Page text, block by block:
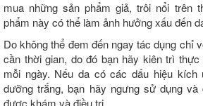
mua những sản phẩm giả, trôi nổi trên
phẩm này có thể làm ảnh hưởng xấu đến
Do không thể đem đến ngay tác dụng chỉ
cần thời gian, do đó bạn hãy kiên trì
mỗi ngày. Nếu da có các dấu hiệu
dưỡng trắng, bạn hãy ngưng sử dụng
được khám và điều trị.